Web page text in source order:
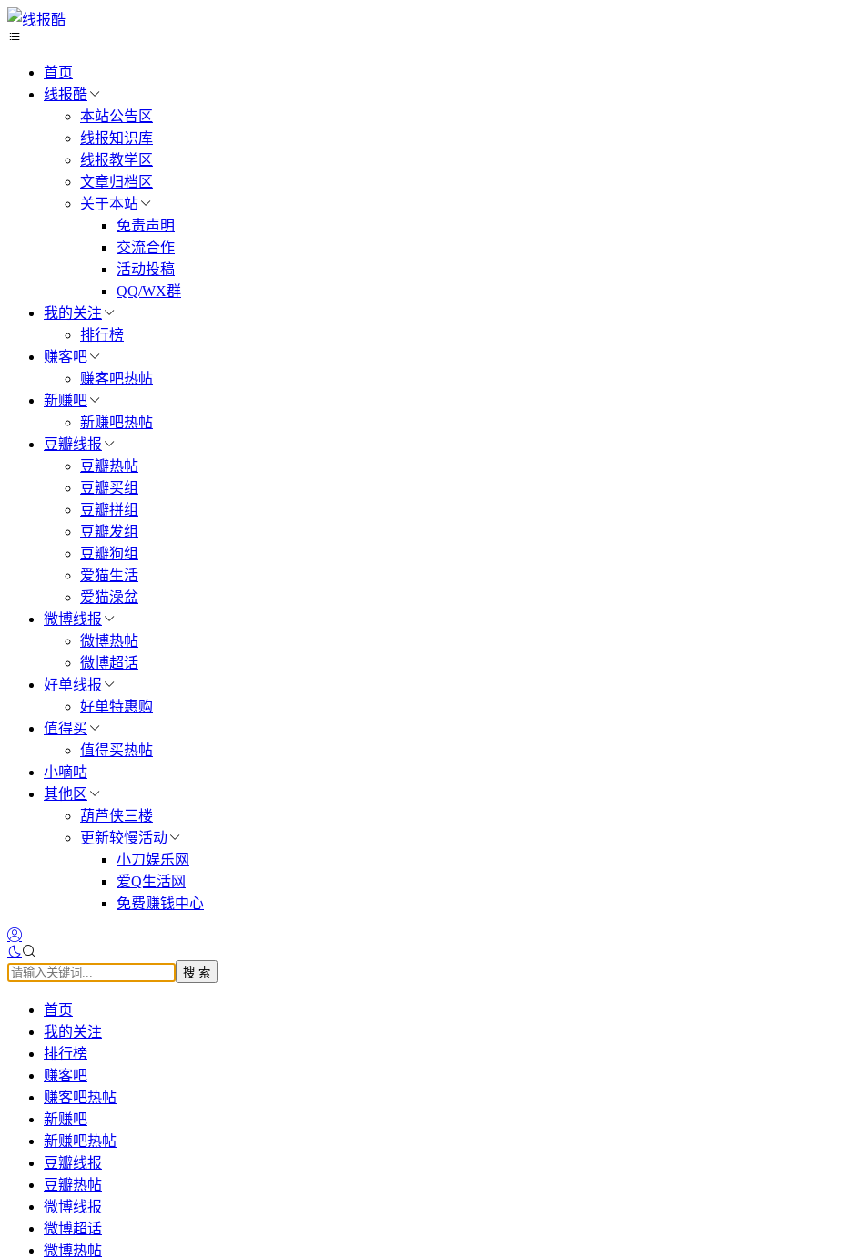
首页
线报酷
本站公告区
线报知识库
线报教学区
文章归档区
关于本站
免责声明
交流合作
活动投稿
QQ/WX群
我的关注
排行榜
赚客吧
赚客吧热帖
新赚吧
新赚吧热帖
豆瓣线报
豆瓣热帖
豆瓣买组
豆瓣拼组
豆瓣发组
豆瓣狗组
爱猫生活
爱猫澡盆
微博线报
微博热帖
微博超话
好单线报
好单特惠购
值得买
值得买热帖
小嘀咕
其他区
葫芦侠三楼
更新较慢活动
小刀娱乐网
爱Q生活网
免费赚钱中心
搜 索
首页
我的关注
排行榜
赚客吧
赚客吧热帖
新赚吧
新赚吧热帖
豆瓣线报
豆瓣热帖
微博线报
微博超话
微博热帖